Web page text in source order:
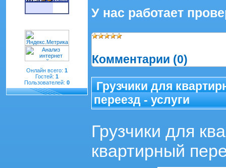
Онлайн всего: 1
Гостей: 1
Пользователей: 0
У нас работает
Комментарии (0)
Грузчики для
переезд - услуги
Грузчики для
квартирный